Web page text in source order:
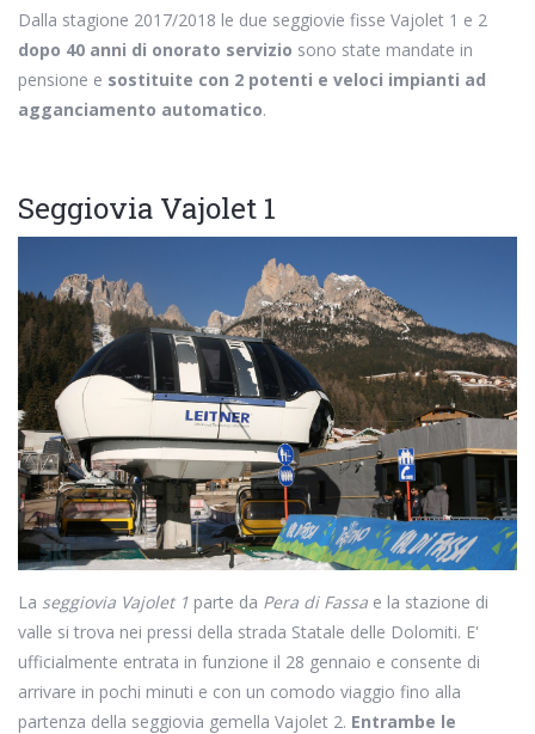
Dalla stagione 2017/2018 le due seggiovie fisse Vajolet 1 e 2
dopo 40 anni di onorato servizio sono state mandate in
pensione e sostituite con 2 potenti e veloci impianti ad
agganciamento automatico.
Seggiovia Vajolet 1
La seggiovia Vajolet 1 parte da Pera di Fassa e la stazione di
valle si trova nei pressi della strada Statale delle Dolomiti. E'
ufficialmente entrata in funzione il 28 gennaio e consente di
arrivare in pochi minuti e con un comodo viaggio fino alla
partenza della seggiovia gemella Vajolet 2. Entrambe le